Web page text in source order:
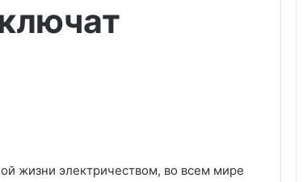
жизни электричеством, во всем мире